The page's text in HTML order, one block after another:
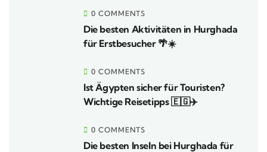
0 COMMENTS
Die besten Aktivitäten in Hurghada
für Erstbesucher 🌴☀️
0 COMMENTS
Ist Ägypten sicher für Touristen?
Wichtige Reisetipps 🇪🇬✈️
0 COMMENTS
Die besten Inseln bei Hurghada für